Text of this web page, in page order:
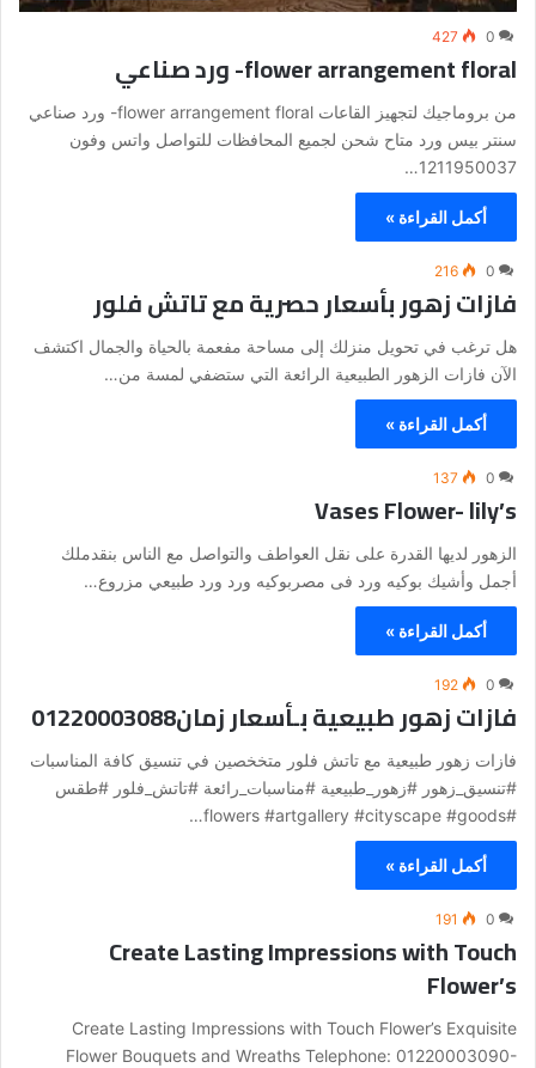
0
427
flower arrangement floral- ورد صناعي
من بروماجيك لتجهيز القاعات flower arrangement floral- ورد صناعي
سنتر بيس ورد متاح شحن لجميع المحافظات للتواصل واتس وفون
1211950037…
أكمل القراءة »
0
216
فازات زهور بأسعار حصرية مع تاتش فلور
هل ترغب في تحويل منزلك إلى مساحة مفعمة بالحياة والجمال اكتشف
الآن فازات الزهور الطبيعية الرائعة التي ستضفي لمسة من…
أكمل القراءة »
0
137
Vases Flower- lily’s
الزهور لديها القدرة على نقل العواطف والتواصل مع الناس بنقدملك
أجمل وأشيك بوكيه ورد فى مصربوكيه ورد ورد طبيعي مزروع…
أكمل القراءة »
0
192
فازات زهور طبيعية بـأسعار زمان01220003088
فازات زهور طبيعية مع تاتش فلور متخخصين في تنسيق كافة المناسبات
#تنسيق_زهور #زهور_طبيعية #مناسبات_رائعة #تاتش_فلور #طقس
#flowers #artgallery #cityscape #goods…
أكمل القراءة »
0
191
Create Lasting Impressions with Touch
Flower’s
Create Lasting Impressions with Touch Flower’s Exquisite
Flower Bouquets and Wreaths Telephone: 01220003090-